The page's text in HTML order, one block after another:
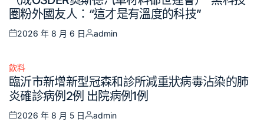
圈粉外國友人：“這才是有溫度的科技”
Posted
2026 年 8 月 6 日
Posted
admin
Posted
in
飲料
臨沂市新增新型冠森和診所減重狀病毒沾染的肺
炎確診病例2例 出院病例1例
Posted
2026 年 8 月 5 日
Posted
admin